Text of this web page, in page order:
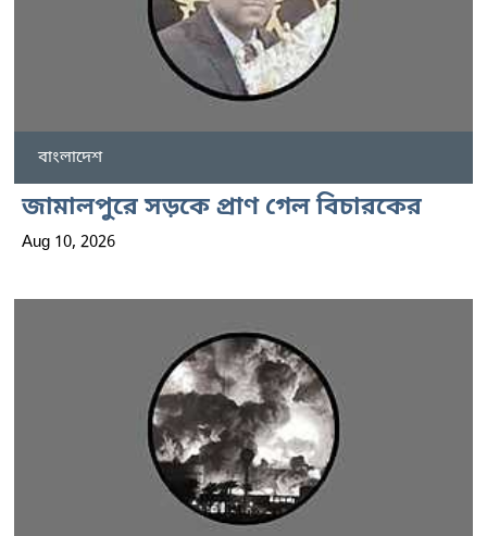
বাংলাদেশ
জামালপুরে সড়কে প্রাণ গেল বিচারকের
Aug 10, 2026